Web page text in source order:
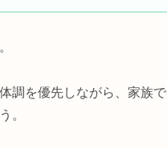
調を優先しながら、家族
。